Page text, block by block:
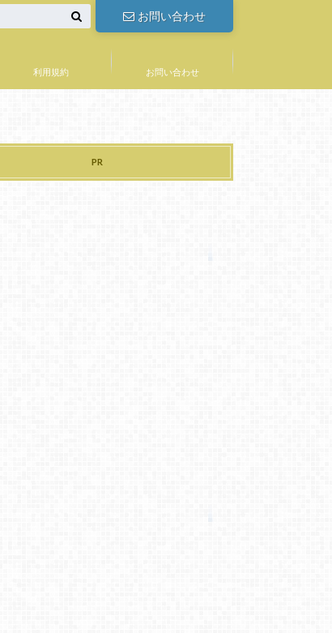
お問い合わせ
利用規約 お問い合わせ
PR